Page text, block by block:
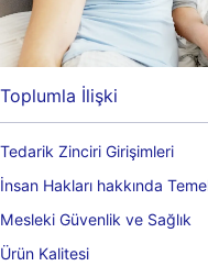
Toplumla İlişki
Tedarik Zinciri Girişimleri
İnsan Hakları hakkında
Mesleki Güvenlik ve Sağlık
Ürün Kalitesi